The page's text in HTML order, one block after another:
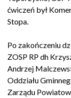
ćwiczeń był
Stopa.
Po zakończeniu
ZOSP RP dh
Andrzej
Oddziału
Zarządu